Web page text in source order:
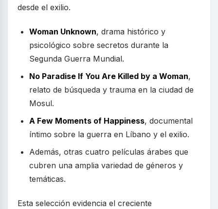
desde el exilio.
Woman Unknown, drama histórico y
psicológico sobre secretos durante la
Segunda Guerra Mundial.
No Paradise If You Are Killed by a Woman,
relato de búsqueda y trauma en la ciudad de
Mosul.
A Few Moments of Happiness, documental
íntimo sobre la guerra en Líbano y el exilio.
Además, otras cuatro películas árabes que
cubren una amplia variedad de géneros y
temáticas.
Esta selección evidencia el creciente